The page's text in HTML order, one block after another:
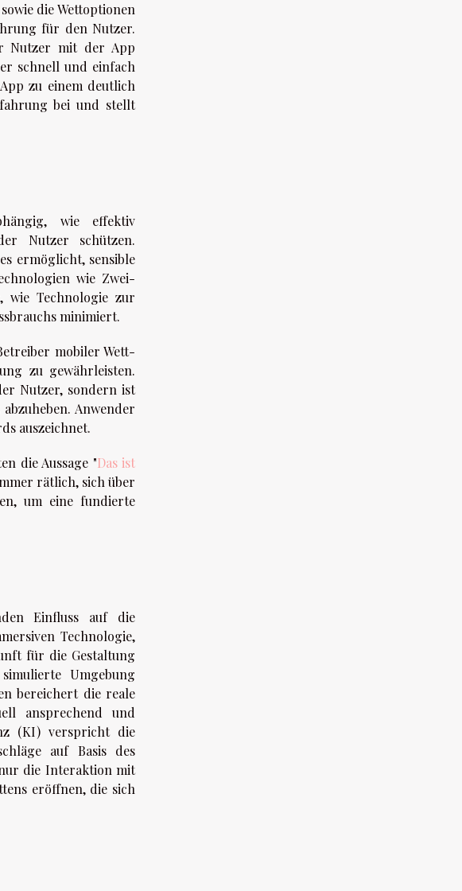
die Wettoptionen
für den Nutzer.
Nutzer mit der App
schnell und einfach
zu einem deutlich
bei und stellt
wie effektiv
Nutzer schützen.
ermöglicht, sensible
wie Zwei-
wie Technologie zur
minimiert.
mobiler Wett-
zu gewährleisten.
Nutzer, sondern ist
Anwender
auszeichnet.
die Aussage "Das ist
rätlich, sich über
um eine fundierte
Einfluss auf die
Technologie,
für die Gestaltung
Umgebung
bereichert die reale
ansprechend und
(KI) verspricht die
auf Basis des
die Interaktion mit
eröffnen, die sich